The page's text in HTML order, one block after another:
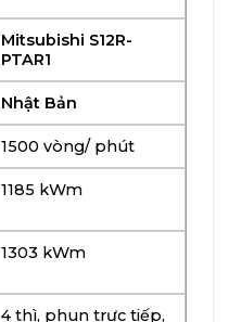
Mitsubishi S12R-
PTAR1
Nhật Bản
1500 vòng/ phút
1185 kWm
1303 kWm
4 thì, phun trực tiếp,